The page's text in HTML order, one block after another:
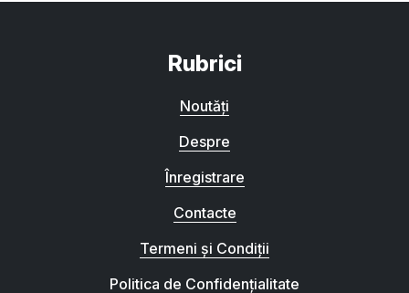
Rubrici
Noutăți
Despre
Înregistrare
Contacte
Termeni și Condiții
Politica de Confidențialitate